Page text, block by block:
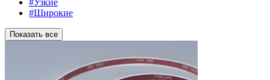
#Узкие
#Широкие
Показать все